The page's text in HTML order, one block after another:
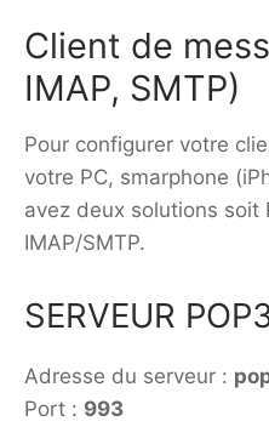
Client de
IMAP, SMTP)
Pour configurer votre
votre PC, smarphone
avez deux solutions soit
IMAP/SMTP.
SERVEUR
Adresse du serveur :
Port : 993